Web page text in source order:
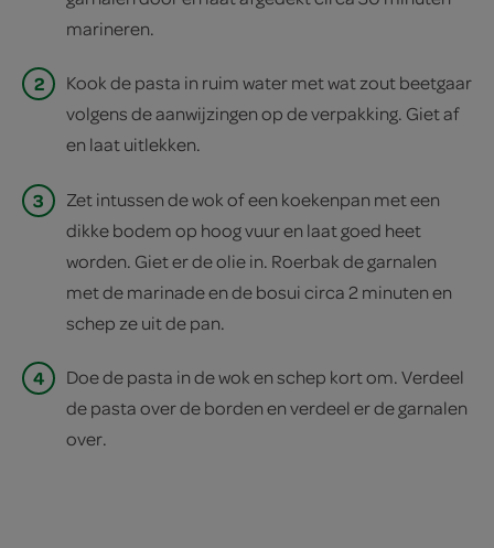
marineren.
2
Kook de pasta in ruim water met wat zout beetgaar
volgens de aanwijzingen op de verpakking. Giet af
en laat uitlekken.
3
Zet intussen de wok of een koekenpan met een
dikke bodem op hoog vuur en laat goed heet
worden. Giet er de olie in. Roerbak de garnalen
met de marinade en de bosui circa 2 minuten en
schep ze uit de pan.
4
Doe de pasta in de wok en schep kort om. Verdeel
de pasta over de borden en verdeel er de garnalen
over.